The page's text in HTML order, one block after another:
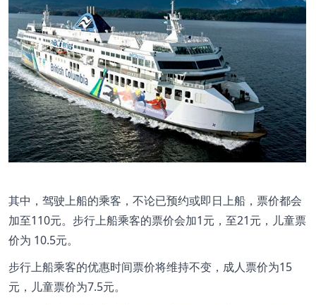
其中，驾驶上船的乘客，不论已预约或即日上船，票价都会
加至110元。步行上船乘客的票价会加1元，至21元，儿童票
价为 10.5元。
步行上船乘客的优惠时间票价将维持不变，成人票价为15
元，儿童票价为7.5元。